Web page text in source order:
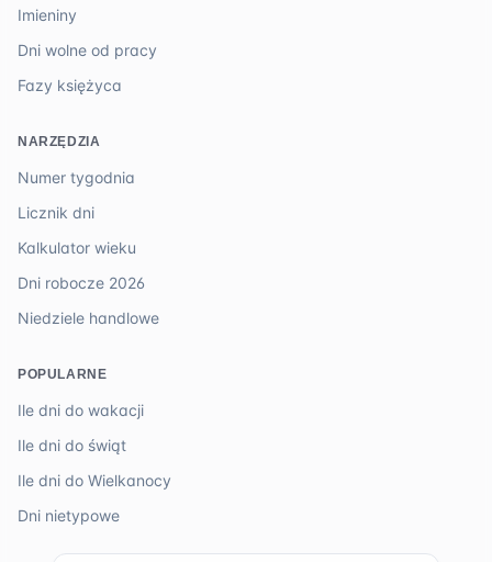
Imieniny
Dni wolne od pracy
Fazy księżyca
NARZĘDZIA
Numer tygodnia
Licznik dni
Kalkulator wieku
Dni robocze 2026
Niedziele handlowe
POPULARNE
Ile dni do wakacji
Ile dni do świąt
Ile dni do Wielkanocy
Dni nietypowe